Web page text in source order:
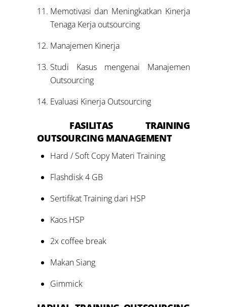
Memotivasi dan Meningkatkan Kinerja
Tenaga Kerja outsourcing
Manajemen Kinerja
Studi Kasus mengenai Manajemen
Outsourcing
Evaluasi Kinerja Outsourcing
FASILITAS TRAINING
OUTSOURCING MANAGEMENT
Hard / Soft Copy Materi Training
Flashdisk 4 GB
Sertifikat Training dari HSP
Kaos HSP
2x coffee break
Makan Siang
Gimmick